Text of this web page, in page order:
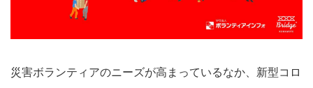
災害ボランティアのニーズが⾼まっているなか、新型コロ